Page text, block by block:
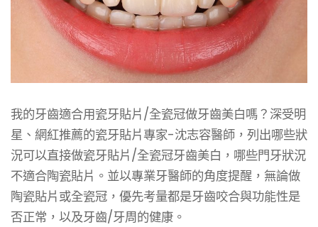
我的牙齒適合用瓷牙貼片/全瓷冠做牙齒美白嗎？深受明
星、網紅推薦的瓷牙貼片專家-沈志容醫師，列出哪些狀
況可以直接做瓷牙貼片/全瓷冠牙齒美白，哪些門牙狀況
不適合陶瓷貼片。並以專業牙醫師的角度提醒，無論做
陶瓷貼片或全瓷冠，優先考量都是牙齒咬合與功能性是
否正常，以及牙齒/牙周的健康。